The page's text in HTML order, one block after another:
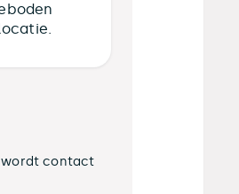
wordt contact